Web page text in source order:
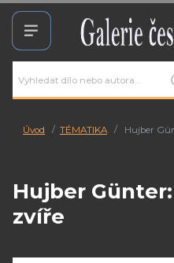
Úvod TÉMATIKA Hujber
Hujber
zvíře